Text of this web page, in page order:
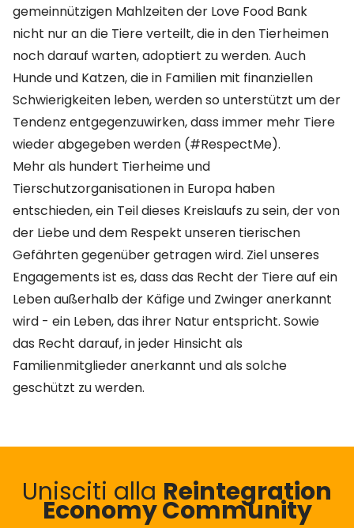
gemeinnützigen Mahlzeiten der Love Food Bank
nicht nur an die Tiere verteilt, die in den Tierheimen
noch darauf warten, adoptiert zu werden. Auch
Hunde und Katzen, die in Familien mit finanziellen
Schwierigkeiten leben, werden so unterstützt um der
Tendenz entgegenzuwirken, dass immer mehr Tiere
wieder abgegeben werden (#RespectMe).
Mehr als hundert Tierheime und
Tierschutzorganisationen in Europa haben
entschieden, ein Teil dieses Kreislaufs zu sein, der von
der Liebe und dem Respekt unseren tierischen
Gefährten gegenüber getragen wird. Ziel unseres
Engagements ist es, dass das Recht der Tiere auf ein
Leben außerhalb der Käfige und Zwinger anerkannt
wird - ein Leben, das ihrer Natur entspricht. Sowie
das Recht darauf, in jeder Hinsicht als
Familienmitglieder anerkannt und als solche
geschützt zu werden.
Unisciti alla Reintegration
Economy Community